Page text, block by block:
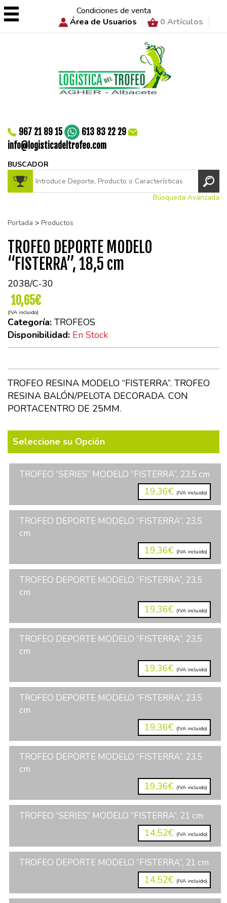
Condiciones de venta
Área de Usuarios
0 Artículos
967 21 89 15
613 83 22 29
info@logisticadeltrofeo.com
BUSCADOR
Búsqueda Avanzada
Portada > Productos
TROFEO DEPORTE MODELO
“FISTERRA”, 18,5 cm
2038/C-30
10,65€
(IVA incluido)
Categoría: TROFEOS
Disponibilidad: En Stock
TROFEO RESINA MODELO “FISTERRA”. TROFEO
RESINA BALÓN/PELOTA DECORADA. CON
PORTACENTRO DE 25MM.
Seleccione su Opción
TROFEO “SERIES” MODELO “FISTERRA”, 23,5 cm
19,36€ (IVA incluido)
TROFEO DEPORTE MODELO “FISTERRA”, 23,5
cm
19,36€ (IVA incluido)
TROFEO DEPORTE MODELO “FISTERRA”, 23,5
cm
19,36€ (IVA incluido)
TROFEO DEPORTE MODELO “FISTERRA”, 23,5
cm
19,36€ (IVA incluido)
TROFEO DEPORTE MODELO “FISTERRA”, 23,5
cm
19,36€ (IVA incluido)
TROFEO DEPORTE MODELO “FISTERRA”, 23,5
cm
19,36€ (IVA incluido)
TROFEO “SERIES” MODELO “FISTERRA”, 21 cm
14,52€ (IVA incluido)
TROFEO DEPORTE MODELO “FISTERRA”, 21 cm
14,52€ (IVA incluido)